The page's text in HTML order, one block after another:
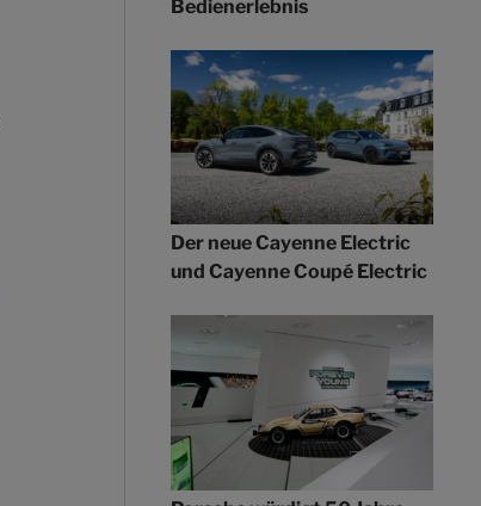
Bedienerlebnis
Der neue Cayenne Electric
und Cayenne Coupé Electric